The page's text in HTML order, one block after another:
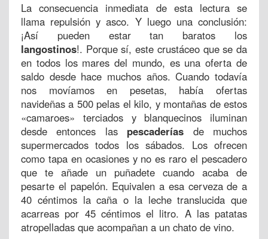
La consecuencia inmediata de esta lectura se
llama repulsión y asco. Y luego una conclusión:
¡Así pueden estar tan baratos los
langostinos!. Porque sí, este crustáceo que se da
en todos los mares del mundo, es una oferta de
saldo desde hace muchos años. Cuando todavía
nos movíamos en pesetas, había ofertas
navideñas a 500 pelas el kilo, y montañas de estos
«camaroes» terciados y blanquecinos iluminan
desde entonces las pescaderías de muchos
supermercados todos los sábados. Los ofrecen
como tapa en ocasiones y no es raro el pescadero
que te añade un puñadete cuando acaba de
pesarte el papelón. Equivalen a esa cerveza de a
40 céntimos la caña o la leche translucida que
acarreas por 45 céntimos el litro. A las patatas
atropelladas que acompañan a un chato de vino.